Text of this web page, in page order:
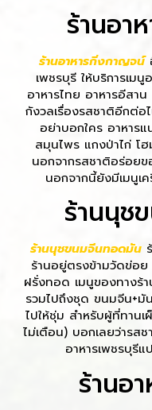
ร้านอา
ร้านอาหารกิ่งกาญจน์
เพชรบุรี ให้บริการเม
อาหารไทย อาหารอีสา
กังวลเรื่องรสชาติอีกต่อ
อย่าบอกใคร อาหาร
สมุนไพร แกงป่าไก่ โ
นอกจากรสชาติอร่อย
นอกจากนี้ยังมีเมนูเ
ร้านนุช
ร้านนุชขนมจีนทอดมันร้
ร้านอยู่ตรงข้ามวัดข่อ
ฝรั่งทอด เมนูของทางร้
รวมไปถึงชุด ขนมจีน+มั
ไปให้ชุ่ม สำหรับผู้ที่ทานเ
ไม่เตือน) บอกเลยว่ารส
อาหารเพชรบุรี
ร้านอ